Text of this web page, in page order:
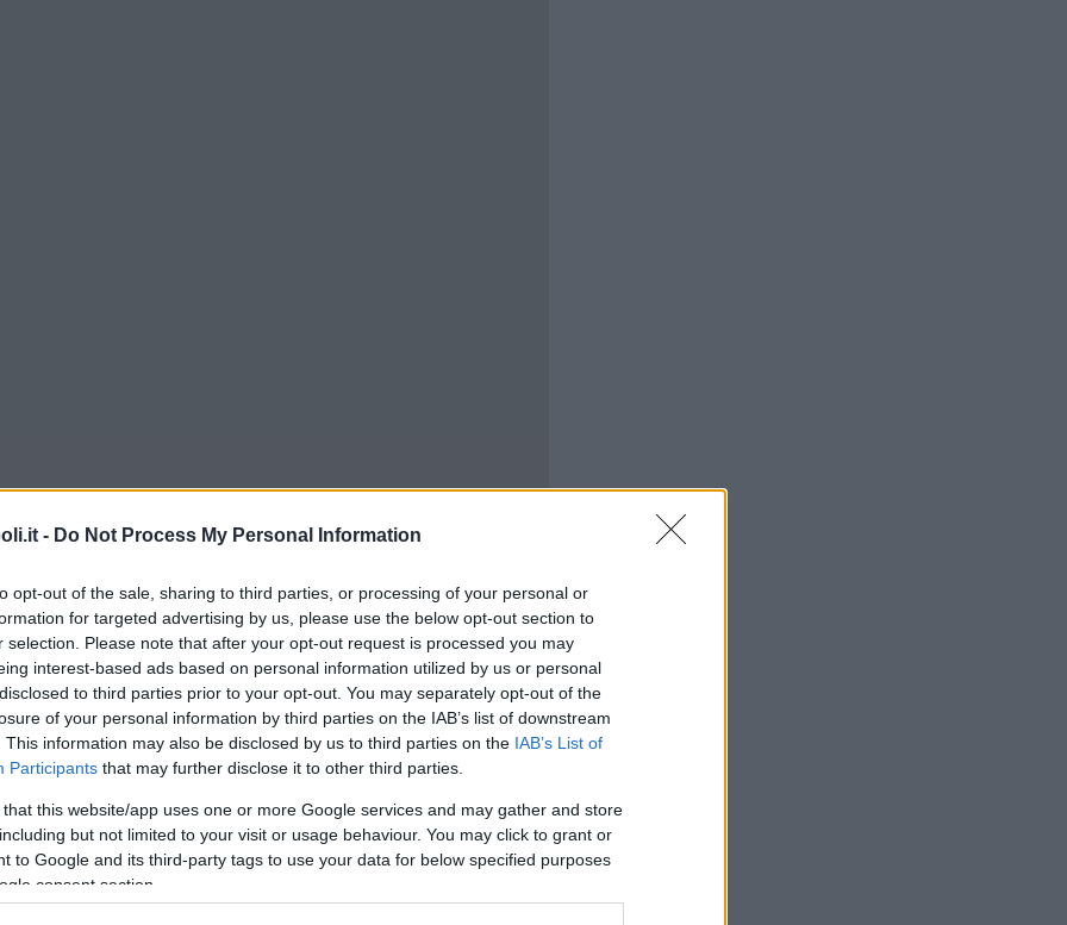
- Do Not Process My Personal Information
opt-out of the sale, sharing to third parties, or processing of your personal or
for targeted advertising by us, please use the below opt-out section to
selection. Please note that after your opt-out request is processed you may
interest-based ads based on personal information utilized by us or personal
to third parties prior to your opt-out. You may separately opt-out of the
of your personal information by third parties on the IAB’s list of downstream
This information may also be disclosed by us to third parties on the IAB’s List of
Participants that may further disclose it to other third parties.
that this website/app uses one or more Google services and may gather and store
but not limited to your visit or usage behaviour. You may click to grant or
to Google and its third-party tags to use your data for below specified purposes
consent section.
Commenti
Commento
Il requisito minimo per accedere ai percorsi
acrobatici, oltre alle ottimali condizioni di
salute, è essere alti almeno 1 metro. Il
biglietto ridotto è quello praticato ai bambini
di altezza compresa tra 1,00 m e 1,40 m che